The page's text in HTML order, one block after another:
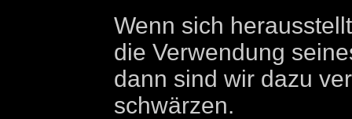
Wenn sich
die Verwendung
dann sind wir dazu
schwärzen.